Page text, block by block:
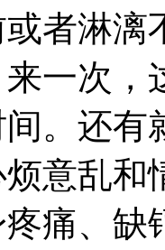
者淋
一次，
。还有
意乱和
痛、